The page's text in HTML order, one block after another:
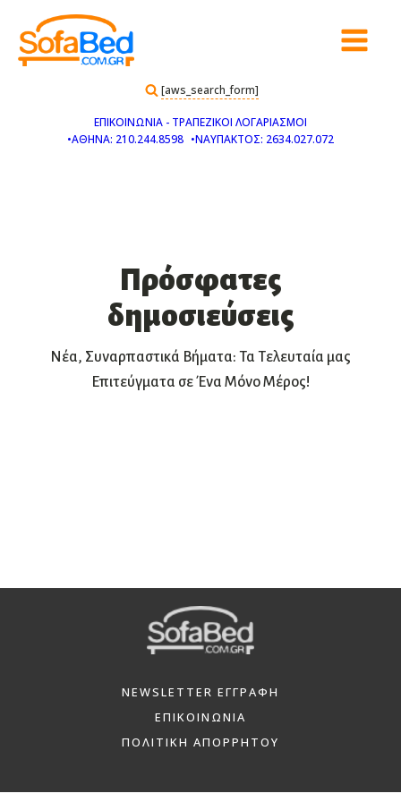
[aws_search_form]
ΕΠΙΚΟΙΝΩΝΙΑ - ΤΡΑΠΕΖΙΚΟΙ ΛΟΓΑΡΙΑΣΜΟΙ
•ΑΘΗΝΑ: 210.244.8598 •ΝΑΥΠΑΚΤΟΣ: 2634.027.072
Πρόσφατες
δημοσιεύσεις
Νέα, Συναρπαστικά Βήματα: Τα Τελευταία μας
Επιτεύγματα σε Ένα Μόνο Μέρος!
NEWSLETTER ΕΓΓΡΑΦΗ
ΕΠΙΚΟΙΝΩΝΙΑ
ΠΟΛΙΤΙΚΗ ΑΠΟΡΡΗΤΟΥ